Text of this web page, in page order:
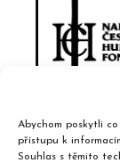
Abychom poskytli
přístupu k
Souhlas s těmito